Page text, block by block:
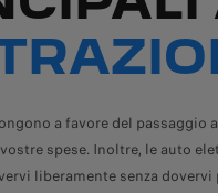
a favore del
spese. Inoltre, le auto
liberamente senza